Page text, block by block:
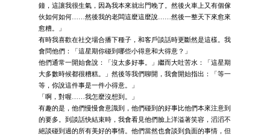
鐘，這讓我很生氣，因為我本來就出門晚了。然後火車上又有個傢
伙如何如何……然後我的老闆這麼這麼說……然後一整天下來愈來
愈糟。」
有時我喜歡在社交場合播下種子，和客戶談話時更斷然是這樣。我
會問他們：「這星期你碰到哪些小得意和大得意？」
他們通常一開始會說：「沒太多好事。」繼而大吐苦水：「這星期
大多數時候都很糟糕。」然後等我們聊開，我會開始指出：「等一
等，你說這件事是一件小得意。」
「啊，對喔……我怎麼沒想到。」
有趣的是，他們慢慢會意識到，他們碰到的好事比他們本來注意到
的要多。到談話快結束時，我會看見他們臉上洋溢著笑容，滔滔不
絕談碰到過的所有美好的事情。他們當然也會談到負面的事情，但